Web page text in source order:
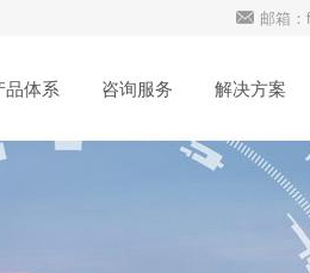
邮箱
品体系 咨询服务 解决方案